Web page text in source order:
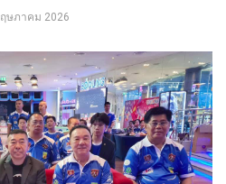
ษภาคม 2026